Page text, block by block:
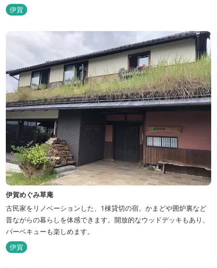
を常設しております。 ★ＨＰが新しくなりました！
http://www.hh-sunpia-iga.co.jp ※日替わりランチ、日替わり薬湯
伊賀
伊賀めぐみ草庵
古民家をリノベーションした、1棟貸切の宿。かまどや囲炉裏など
昔ながらの暮らしを体感できます。開放的なウッドデッキもあり、
バーベキューも楽しめます。
伊賀